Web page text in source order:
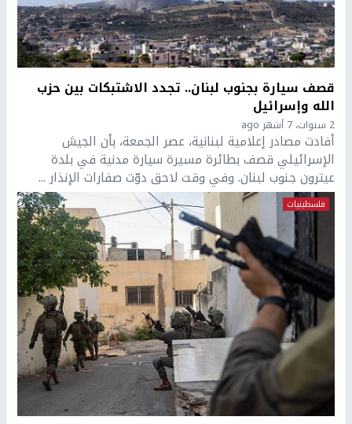
قصف سيارة بجنوب لبنان.. تجدد الاشتبكات بين حزب
الله وإسرائيل
2 سنوات، 7 أشهر ago
أفادت مصادر إعلامية لبنانية، عصر الجمعة، بأن الجيش
الإسرائيلي قصف بطائرة مسيرة سيارة مدنية في بلدة
عيترون جنوب لبنان. وفي وقت لاحق دوّت صفارات الإنذار ...
فلسطينيات